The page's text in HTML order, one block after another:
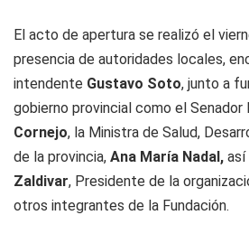
El acto de apertura se realizó el
presencia de autoridades locales,
intendente Gustavo Soto, junto a
gobierno provincial como el Senador
Cornejo, la Ministra de Salud,
de la provincia, Ana María Nadal, así
Zaldivar, Presidente de la
otros integrantes de la Fundación.